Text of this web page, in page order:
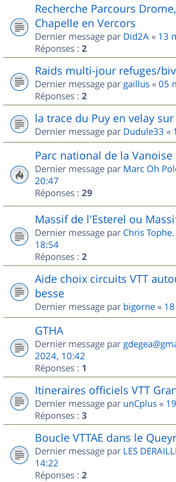
Recherche Parcours
Chapelle en Vercors
Dernier message par Did2A « 13
Réponses : 2
Raids multi-jour refuges/
Dernier message par gaillus « 05
Réponses : 2
la trace du Puy en velay sur
Dernier message par Dudule33 «
Parc national de la Vanoise
Dernier message par Marc Oh
20:47
Réponses : 29
Massif de l'Esterel ou
Dernier message par Chris Tophe.
18:54
Réponses : 2
Aide choix circuits VTT
besse
Dernier message par bigorne «
GTHA
Dernier message par
2024, 10:42
Réponses : 1
Itineraires officiels VTT
Dernier message par unCplus «
Réponses : 3
Boucle VTTAE dans le
Dernier message par LES
14:22
Réponses : 2